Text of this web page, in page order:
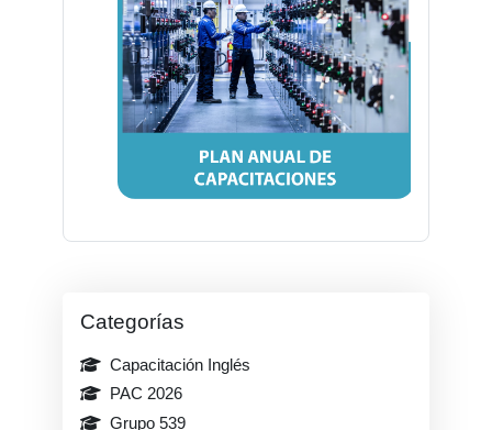
Bloques
Bloques
Categorías
Capacitación Inglés
PAC 2026
Grupo 539